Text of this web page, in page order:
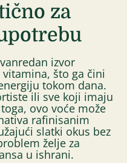
za
izvor
što ga čini
tokom dana.
ili sve koji imaju
ovo voće može
rafinisanim
slatki okus bez
želje za
u ishrani.